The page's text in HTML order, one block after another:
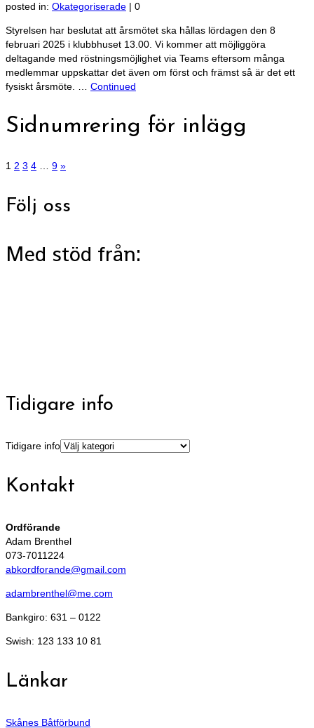
posted in: Okategoriserade | 0
Styrelsen har beslutat att årsmötet ska hållas lördagen den 8
februari 2025 i klubbhuset 13.00. Vi kommer att möjliggöra
deltagande med röstningsmöjlighet via Teams eftersom många
medlemmar uppskattar det även om först och främst så är det ett
fysiskt årsmöte. … Continued
Sidnumrering för inlägg
1 2 3 4 … 9 »
Följ oss
Med stöd från:
Tidigare info
Tidigare info
Kontakt
Ordförande
Adam Brenthel
073-7011224
abkordforande@gmail.com
adambrenthel@me.com
Bankgiro: 631 – 0122
Swish: 123 133 10 81
Länkar
Skånes Båtförbund